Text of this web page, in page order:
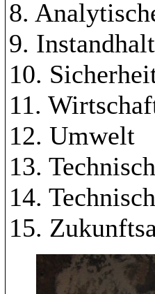
8.
9.
10.
11.
12. Umwelt
13.
14.
15.